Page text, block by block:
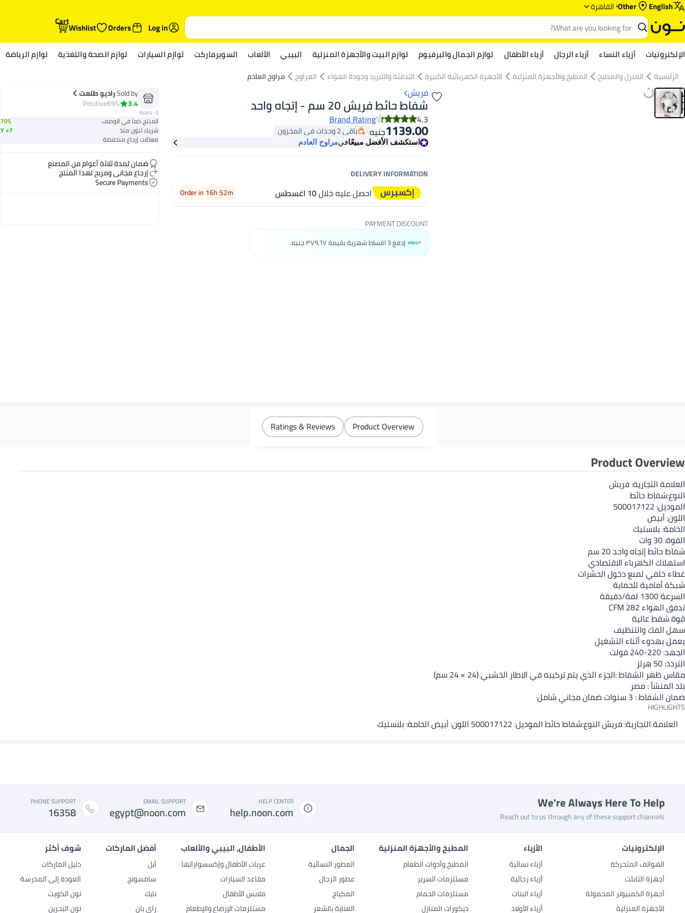
English
Other القاهرة
Log in
Orders
Wishlist
Cart
الإلكترونيات أزياء النساء أزياء الرجال أزياء الأطفال لوازم الجمال والبرفيوم لوازم البيت والأجهزة المنزلية البيبي الألعاب السوبرماركت لوازم السيارات لوازم الصحة والتغذية لوازم الرياضة
الرئيسية المنزل والمطبخ المطبخ والأجهزة المنزلية الأجهزة الكهربائية الكبيرة التدفئة والتبريد وجودة الهواء المراوح مراوح العادم
فريش
شفاط حائط فريش 20 سم - إتجاه واحد
4.3
Brand Rating
جنيه1139.00 باقي 2 وحدات في المخزون
باقي 2 وحدات في المخزون
استكشف الأفضل مبيعًافيمراوح العادم
DELIVERY INFORMATION
احصل عليه خلال10 اغسطس Order in 16h 52m
PAYMENT DISCOUNT
إدفع 3 اقساط شهرية بقيمة ٣٧٩٫٦٧ جنيه.
Sold byراديو طلعت
3.4
69%
Positive
3-Years
المنتج كما في الوصف 70%
شريك لنون منذ 7+ Y
معدّلات إرجاع منخفضة
ضمان لمدة ثلاثة أعوام من المصنع
إرجاع مجاني ومريح لهذا المنتج
Secure Payments
Product Overview
Ratings & Reviews
Product Overview
العلامة التجارية: فريش
النوع:شفاط حائط
الموديل: 500017122
اللون: أبيض
الخامة: بلاستيك
القوة: 30 وات
شفاط حائط إتجاه واحد 20 سم
استهلاك الكهرباء الاقتصادي
غطاء خلفي لمنع دخول الحشرات
شبكة أمامية للحماية
السرعة 1300 لفة/دقيقة
تدفق الهواء 282 CFM
قوة شفط عالية
سهل الفك والتنظيف
يعمل بهدوء أثناء التشغيل
الجهد: 220-240 فولت
التردد: 50 هرتز
مقاس ظهر الشفاط :الجزء الذي يتم تركيبه في الاطار الخشبي (24 × 24 سم)
بلد المنشأ : مصر
ضمان الشفاط : 3 سنوات ضمان مجاني شامل
HIGHLIGHTS
العلامة التجارية: فريش النوع:شفاط حائط الموديل: 500017122 اللون: أبيض الخامة: بلاستيك
We're Always Here To Help
Reach out to us through any of these support channels
HELP CENTER
help.noon.com
EMAIL SUPPORT
egypt@noon.com
PHONE SUPPORT
16358
الإلكترونيات
الهواتف المتحركة
أجهزة التابلت
أجهزة الكمبيوتر المحمولة
الأجهزة المنزلية
الأزياء
أزياء نسائية
أزياء رجالية
أزياء البنات
أزياء الأولاد
المطبخ والأجهزة المنزلية
المطبخ وأدوات الطعام
مستلزمات السرير
مستلزمات الحمام
ديكورات المنازل
الجمال
العطور النسائية
عطور الرجال
المكياج
العناية بالشعر
الأطفال، البيبي والألعاب
عربات الأطفال وإكسسواراتها
مقاعد السيارات
ملابس الأطفال
مستلزمات الإرضاع والإطعام
أفضل الماركات
أبل
سامسونج
نايك
راي بان
شوف أكثر
دليل الماركات
العودة إلى المدرسة
نون الكويت
نون البحرين